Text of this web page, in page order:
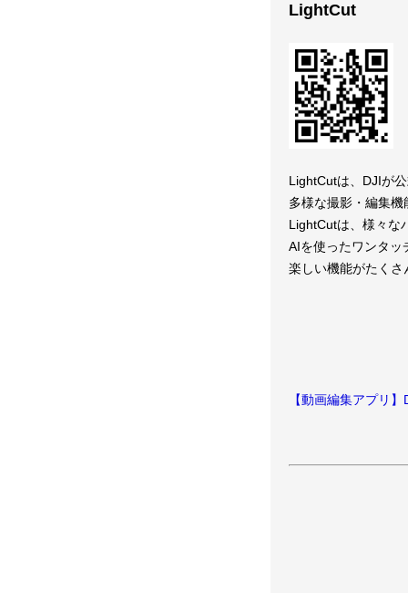
LightCut
LightCutは、DJIが
多様な撮影・編集
LightCutは、様々な
AIを使ったワンタッ
楽しい機能がたく
【動画編集アプリ